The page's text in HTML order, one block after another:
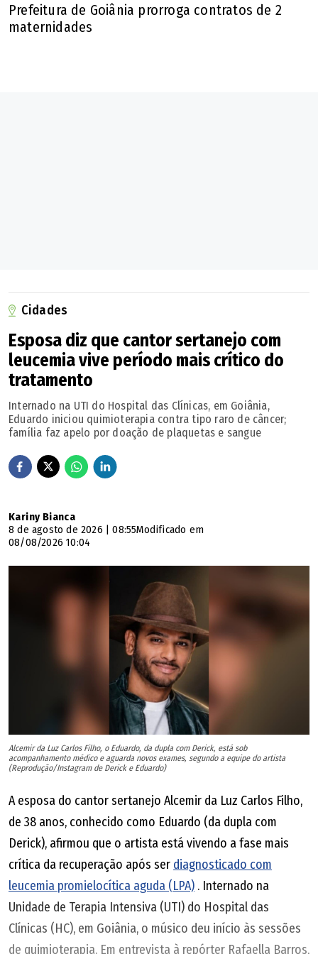
Prefeitura de Goiânia prorroga contratos de 2
maternidades
Cidades
Esposa diz que cantor sertanejo com
leucemia vive período mais crítico do
tratamento
Internado na UTI do Hospital das Clínicas, em Goiânia,
Eduardo iniciou quimioterapia contra tipo raro de câncer;
família faz apelo por doação de plaquetas e sangue
Kariny Bianca
8 de agosto de 2026 | 08:55Modificado em
08/08/2026 10:04
Alcemir da Luz Carlos Filho, o Eduardo, da dupla com Derick, está sob
acompanhamento médico e aguarda novos exames, segundo a equipe do artista
(Reprodução/Instagram de Derick e Eduardo)
A esposa do cantor sertanejo Alcemir da Luz Carlos Filho,
de 38 anos, conhecido como Eduardo (da dupla com
Derick), afirmou que o artista está vivendo a fase mais
crítica da recuperação após ser diagnosticado com
leucemia promielocítica aguda (LPA) . Internado na
Unidade de Terapia Intensiva (UTI) do Hospital das
Clínicas (HC), em Goiânia, o músico deu início às sessões
de quimioterapia. Em entrevista à repórter Rafaella Barros,